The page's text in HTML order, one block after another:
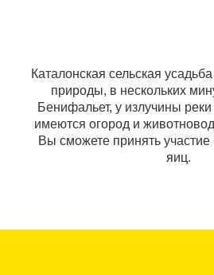
Каталонская сельская
природы, в нескольких
Бенифальет, у излучины
имеются огород и
Вы сможете принять
яиц.